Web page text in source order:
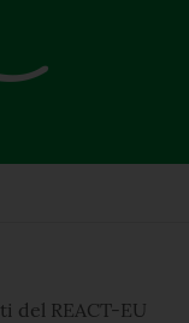
del REACT-EU